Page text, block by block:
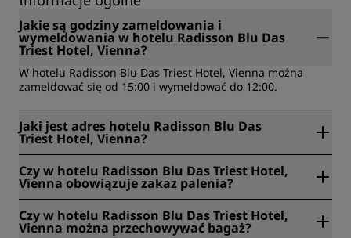
Jakie są godziny zameldowania i
wymeldowania w hotelu Radisson Blu Das
Triest Hotel, Vienna?
W hotelu Radisson Blu Das Triest Hotel, Vienna można
zameldować się od 15:00 i wymeldować do 12:00.
Jaki jest adres hotelu Radisson Blu Das
Triest Hotel, Vienna?
Wiedner Hauptstrasse 12, Wiedeń, Austria.
Czy w hotelu Radisson Blu Das Triest Hotel,
Vienna obowiązuje zakaz palenia?
obowiązuje zakaz palenia.
Czy w hotelu Radisson Blu Das Triest Hotel,
Vienna można przechowywać bagaż?